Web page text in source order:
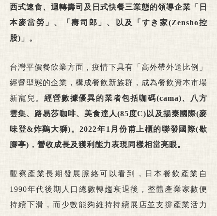
西式速食、迴轉壽司及日式快餐三業態的領導企業「日
本麥當勞」、「壽司郎」、以及「すき 家(Zensho控
股) 」。
台灣平價餐飲業方面，疫情下具有「高外帶外送比例」
經營型態的企業，構成餐飲新族群，成為餐飲資本市場
新寵兒。經營數據優異的業者包括咖碼(cama)、八方
雲集、路易莎咖啡、美食達人(85度C) 以及揚秦國際(麥
味登&炸鷄大獅)。2022年1 月份甫上櫃的聯發國際(歇
腳亭) ，營收成長及獲利能力表現同樣相當亮眼。
觀察產業長期發展脈絡可以看到，日本餐飲產業自
1990年代後期人口總數轉趨衰退後，整體產業家數便
持續下滑，而少數能夠維持持續展店並支撐產業活力